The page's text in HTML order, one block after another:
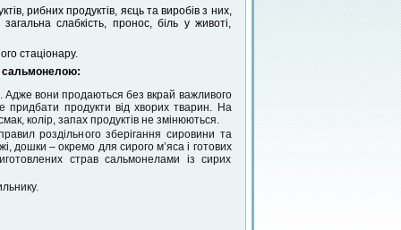
рибних продуктів, яєць та виробів з них,
слабкість, пронос, біль у животі,
стаціонару.
сальмонелою:
Адже вони продаються без вкрай важливого
придбати продукти від хворих тварин. На
колір, запах продуктів не змінюються.
роздільного зберігання сировини та
дошки – окремо для сирого м’яса і готових
страв сальмонелами із сирих